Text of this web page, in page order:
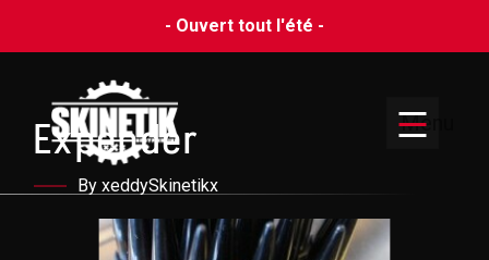
- Ouvert tout l'été -
Menu
Expender
By xeddySkinetikx